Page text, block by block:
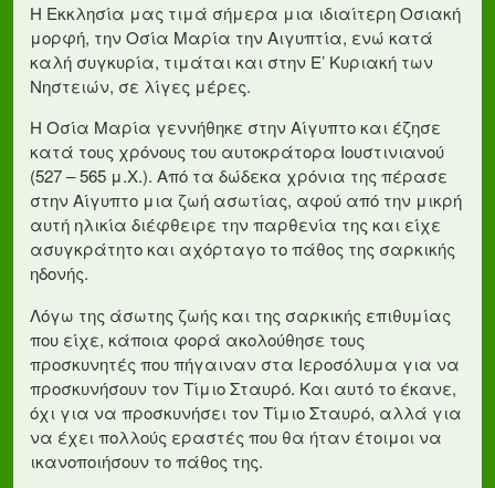
Η Εκκλησία μας τιμά σήμερα μια ιδιαίτερη Οσιακή
μορφή, την Οσία Μαρία την Αιγυπτία, ενώ κατά
καλή συγκυρία, τιμάται και στην Ε’ Κυριακή των
Νηστειών, σε λίγες μέρες.
Η Οσία Μαρία γεννήθηκε στην Αίγυπτο και έζησε
κατά τους χρόνους του αυτοκράτορα Ιουστινιανού
(527 – 565 μ.Χ.). Από τα δώδεκα χρόνια της πέρασε
στην Αίγυπτο μια ζωή ασωτίας, αφού από την μικρή
αυτή ηλικία διέφθειρε την παρθενία της και είχε
ασυγκράτητο και αχόρταγο το πάθος της σαρκικής
ηδονής.
Λόγω της άσωτης ζωής και της σαρκικής επιθυμίας
που είχε, κάποια φορά ακολούθησε τους
προσκυνητές που πήγαιναν στα Ιεροσόλυμα για να
προσκυνήσουν τον Τίμιο Σταυρό. Και αυτό το έκανε,
όχι για να προσκυνήσει τον Τίμιο Σταυρό, αλλά για
να έχει πολλούς εραστές που θα ήταν έτοιμοι να
ικανοποιήσουν το πάθος της.